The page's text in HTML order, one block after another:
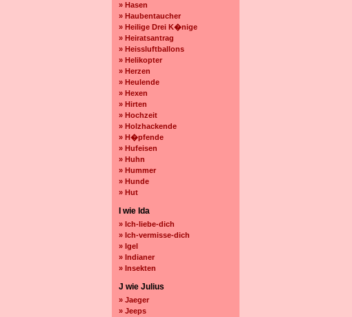
» Hasen
» Haubentaucher
» Heilige Drei K�nige
» Heiratsantrag
» Heissluftballons
» Helikopter
» Herzen
» Heulende
» Hexen
» Hirten
» Hochzeit
» Holzhackende
» H�pfende
» Hufeisen
» Huhn
» Hummer
» Hunde
» Hut
I wie Ida
» Ich-liebe-dich
» Ich-vermisse-dich
» Igel
» Indianer
» Insekten
J wie Julius
» Jaeger
» Jeeps